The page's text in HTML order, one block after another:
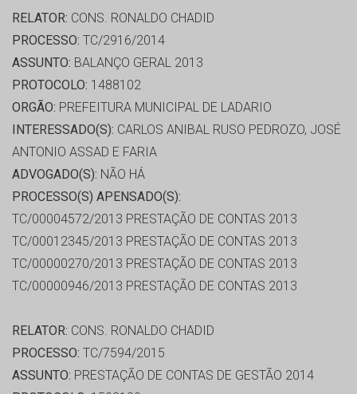
RELATOR: CONS. RONALDO CHADID
PROCESSO: TC/2916/2014
ASSUNTO: BALANÇO GERAL 2013
PROTOCOLO: 1488102
ORGÃO: PREFEITURA MUNICIPAL DE LADARIO
INTERESSADO(S): CARLOS ANIBAL RUSO PEDROZO, JOSÉ
ANTONIO ASSAD E FARIA
ADVOGADO(S): NÃO HÁ
PROCESSO(S) APENSADO(S):
TC/00004572/2013 PRESTAÇÃO DE CONTAS 2013
TC/00012345/2013 PRESTAÇÃO DE CONTAS 2013
TC/00000270/2013 PRESTAÇÃO DE CONTAS 2013
TC/00000946/2013 PRESTAÇÃO DE CONTAS 2013
RELATOR: CONS. RONALDO CHADID
PROCESSO: TC/7594/2015
ASSUNTO: PRESTAÇÃO DE CONTAS DE GESTÃO 2014